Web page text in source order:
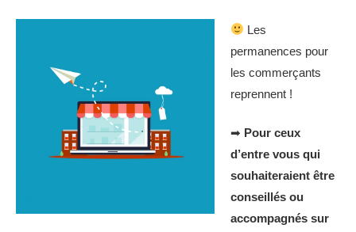
Les
permanences pour
les commerçants
reprennent !
➡ Pour ceux
d’entre vous qui
souhaiteraient être
conseillés ou
accompagnés sur